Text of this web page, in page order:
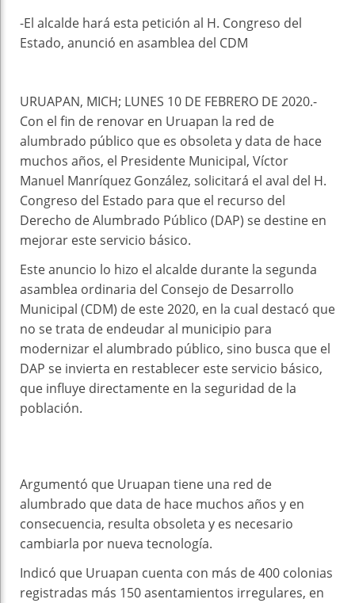
-El alcalde hará esta petición al H. Congreso del
Estado, anunció en asamblea del CDM
URUAPAN, MICH; LUNES 10 DE FEBRERO DE 2020.-
Con el fin de renovar en Uruapan la red de
alumbrado público que es obsoleta y data de hace
muchos años, el Presidente Municipal, Víctor
Manuel Manríquez González, solicitará el aval del H.
Congreso del Estado para que el recurso del
Derecho de Alumbrado Público (DAP) se destine en
mejorar este servicio básico.
Este anuncio lo hizo el alcalde durante la segunda
asamblea ordinaria del Consejo de Desarrollo
Municipal (CDM) de este 2020, en la cual destacó que
no se trata de endeudar al municipio para
modernizar el alumbrado público, sino busca que el
DAP se invierta en restablecer este servicio básico,
que influye directamente en la seguridad de la
población.
Argumentó que Uruapan tiene una red de
alumbrado que data de hace muchos años y en
consecuencia, resulta obsoleta y es necesario
cambiarla por nueva tecnología.
Indicó que Uruapan cuenta con más de 400 colonias
registradas más 150 asentamientos irregulares, en